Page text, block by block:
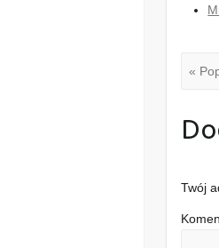
«
Twój